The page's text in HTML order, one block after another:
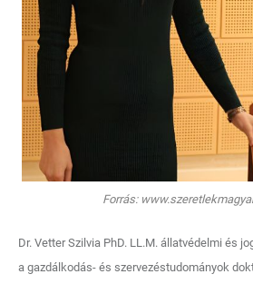
Forrás:
Dr. Vetter Szilvia PhD. LL.M. állatvédelmi és
a gazdálkodás- és szervezéstudományok